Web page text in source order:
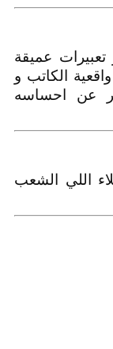
تعبيرات عميقة
الكاتب و
عن احساسه
اللي الشعب